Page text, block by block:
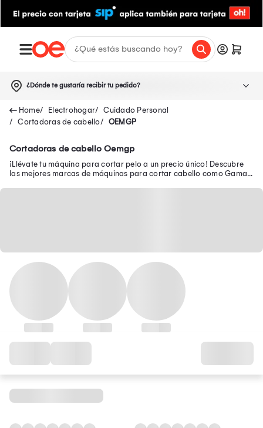
¿Dónde te gustaría recibir tu pedido?
Electrohogar
Cuidado Personal
Cortadoras de cabello
OEMGP
Cortadoras de cabello Oemgp
¡Llévate tu máquina para cortar pelo a un precio único! Descubre
las mejores marcas de máquinas para cortar cabello como Gama,